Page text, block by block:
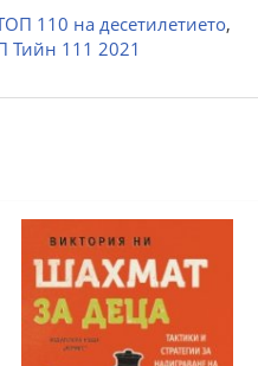
110 на десетилетието,
Тийн 111 2021